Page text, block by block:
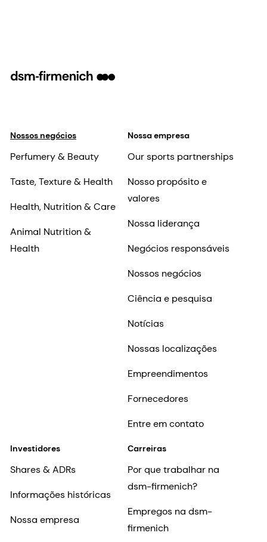
Nossos negócios
Perfumery & Beauty
Taste, Texture & Health
Health, Nutrition & Care
Animal Nutrition &
Health
Nossa empresa
Our sports partnerships
Nosso propósito e
valores
Nossa liderança
Negócios responsáveis
Nossos negócios
Ciência e pesquisa
Notícias
Nossas localizações
Empreendimentos
Fornecedores
Entre em contato
Investidores
Shares & ADRs
Informações históricas
Nossa empresa
Carreiras
Por que trabalhar na
dsm-firmenich?
Empregos na dsm-
firmenich